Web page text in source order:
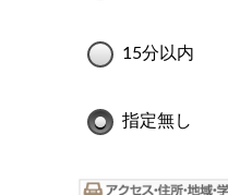
15分以内
指定無し